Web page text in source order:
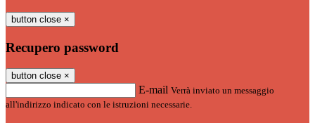
button close ×
Recupero password
button close ×
E-mail Verrà inviato un messaggio
all'indirizzo indicato con le istruzioni necessarie.